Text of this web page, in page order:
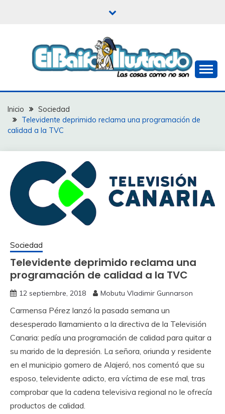
EL BAIFO ILUSTRADO
Inicio
Sociedad
Televidente deprimido reclama una programación de
calidad a la TVC
Sociedad
Televidente deprimido reclama una
programación de calidad a la TVC
12 septiembre, 2018 Mobutu Vladimir Gunnarson
Carmensa Pérez lanzó la pasada semana un
desesperado llamamiento a la directiva de la Televisión
Canaria: pedía una programación de calidad para quitar a
su marido de la depresión. La señora, oriunda y residente
en el municipio gomero de Alajeró, nos comentó que su
esposo, televidente adicto, era víctima de ese mal, tras
comprobar que la cadena televisiva regional no le ofrecía
productos de calidad.